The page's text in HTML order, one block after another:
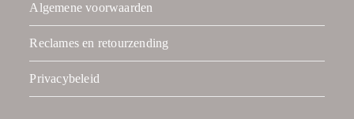
Algemene voorwaarden
Reclames en retourzending
Privacybeleid